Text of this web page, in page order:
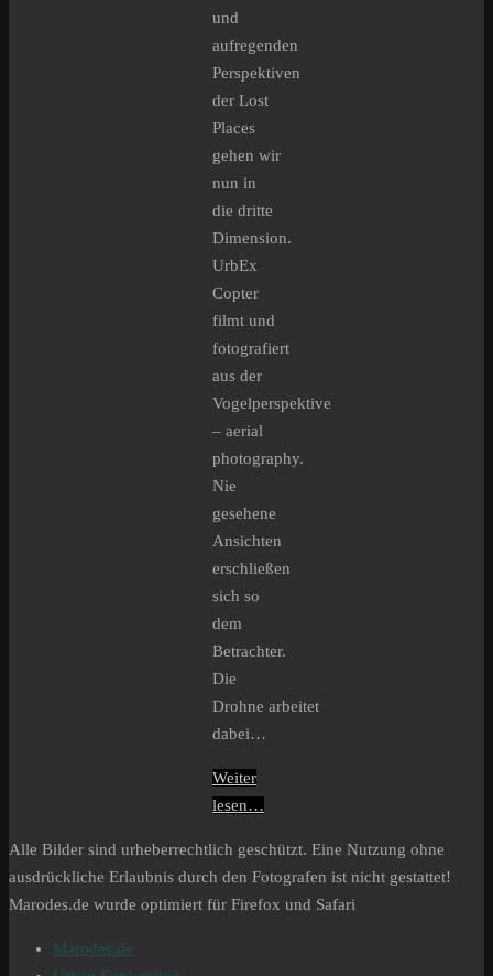
und
aufregenden
Perspektiven
der Lost
Places
gehen wir
nun in
die dritte
Dimension.
UrbEx
Copter
filmt und
fotografiert
aus der
Vogelperspektive
– aerial
photography.
Nie
gesehene
Ansichten
erschließen
sich so
dem
Betrachter.
Die
Drohne arbeitet
dabei…
Weiter
lesen…
Alle Bilder sind urheberrechtlich geschützt. Eine Nutzung ohne
ausdrückliche Erlaubnis durch den Fotografen ist nicht gestattet!
Marodes.de wurde optimiert für Firefox und Safari
Marodes.de